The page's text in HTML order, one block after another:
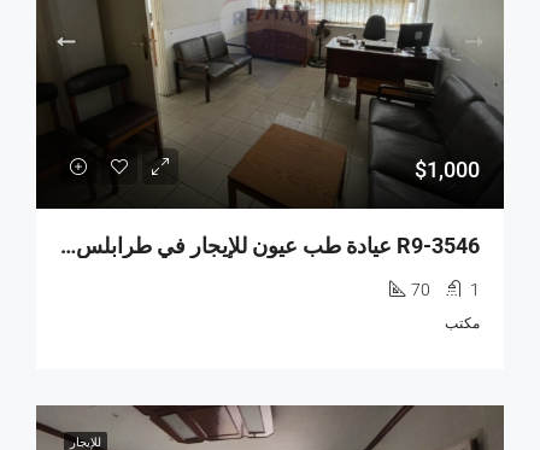
$1,000
R9-3546 عيادة طب عيون للإيجار في طرابلس – 70 م²، مجهزة بالكامل
1
70
مكتب
للإيجار